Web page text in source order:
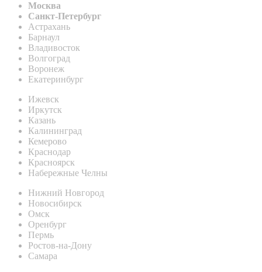
Москва
Санкт-Петербург
Астрахань
Барнаул
Владивосток
Волгоград
Воронеж
Екатеринбург
Ижевск
Иркутск
Казань
Калининград
Кемерово
Краснодар
Красноярск
Набережные Челны
Нижний Новгород
Новосибирск
Омск
Оренбург
Пермь
Ростов-на-Дону
Самара